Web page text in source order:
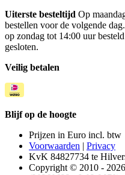
Uiterste besteltijd Op
bestellen voor de volgende
op zondag tot 14:00 uur
gesloten.
Veilig betalen
Blijf op de hoogte
Prijzen in Euro incl. btw
Voorwaarden | Privacy
KvK 84827734 te
Copyright © 2010 -